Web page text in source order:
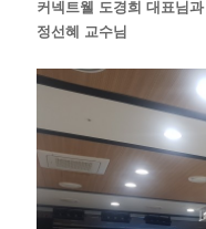
커넥트웰 도경희 대표님과
정선혜 교수님